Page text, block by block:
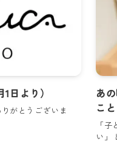
日より）
がとうございま
あ
こと
「
い」